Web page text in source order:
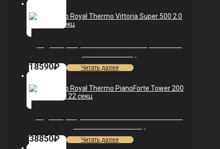
18590₽ Читать далее
38850₽ Читать далее